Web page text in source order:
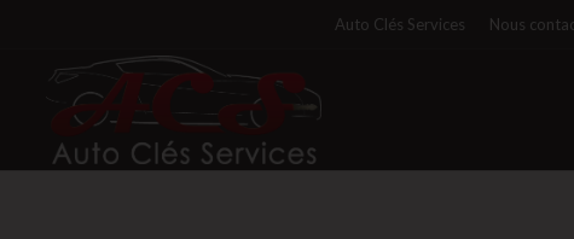
Auto Clés Services Nous